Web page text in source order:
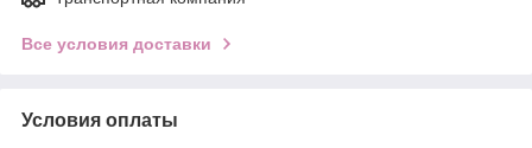
Все условия доставки
Условия оплаты